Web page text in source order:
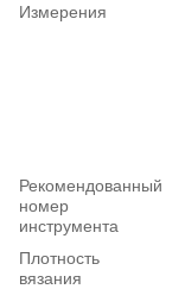
Измерения
Рекомендованный
номер
инструмента
Плотность
вязания